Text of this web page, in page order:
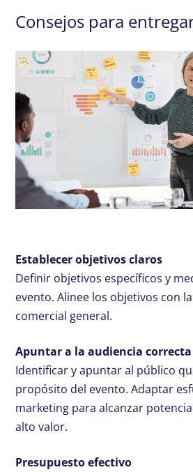
Consejos para
Establecer objetivos claros
Definir objetivos específicos y
evento. Alinee los objetivos con
comercial general.
Apuntar a la audiencia correcta
Identificar y apuntar al público
propósito del evento. Adaptar
marketing para alcanzar
alto valor.
Presupuesto efectivo